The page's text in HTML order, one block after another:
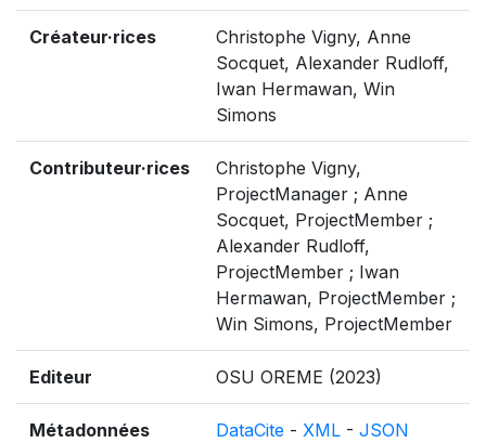
Créateur·rices
Christophe Vigny, Anne
Socquet, Alexander Rudloff,
Iwan Hermawan, Win
Simons
Contributeur·rices
Christophe Vigny,
ProjectManager ; Anne
Socquet, ProjectMember ;
Alexander Rudloff,
ProjectMember ; Iwan
Hermawan, ProjectMember ;
Win Simons, ProjectMember
Editeur OSU OREME (2023)
Métadonnées DataCite - XML - JSON